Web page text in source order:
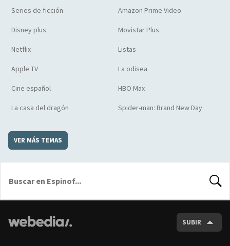
Series de ficción Amazon Prime Video
Disney plus Movistar Plus
Netflix Listas
Apple TV La odisea
Cine español HBO Max
La casa del dragón Spider-man: Brand New Day
VER MÁS TEMAS
SUBIR